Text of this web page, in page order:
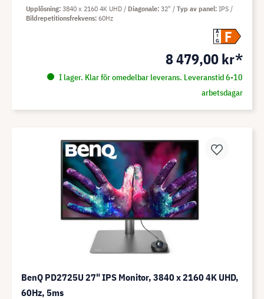
A
G
F
8 479,00 kr*
I lager. Klar för omedelbar leverans. Leveranstid 6-10
arbetsdagar
Upplösning 3840 x 2160 4K UHD Diagonale 32" Typ av panel IPS
Bildrepetitionsfrekvens 60Hz
BenQ PD2725U 27" IPS Monitor, 3840 x 2160 4K UHD,
60Hz, 5ms